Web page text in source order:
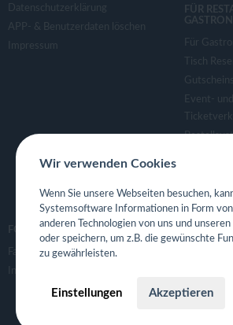
Datenschutzerklärung
APP- & Benutzerdaten löschen
Impressum
FÜR
Für
Tisch
Event-
Eigene
FOLGE UNS
Facebook
Instagram
Wir verwenden Cookies
Wenn Sie unsere Webseiten besuchen,
Systemsoftware Informationen in Form
anderen Technologien von uns und
oder speichern, um z.B. die gewünschte
zu gewährleisten.
Einstellungen Akzeptieren